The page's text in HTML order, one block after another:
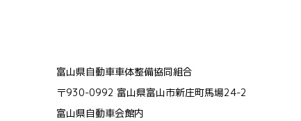
富山県自動車車体整備協同組合
〒930-0992 富山県富山市新庄町馬場24-2
富山県自動車会館内